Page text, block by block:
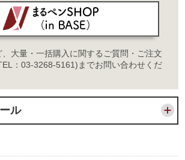
大量・一括購入に関するご質問・ご注文
：03-3268-5161)までお問い合わせくだ
ル